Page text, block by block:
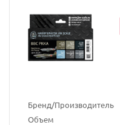
Бренд/Производитель
Объем